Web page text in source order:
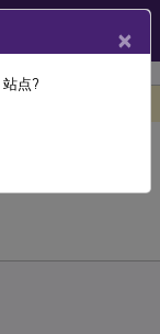
×
点?